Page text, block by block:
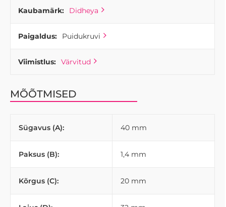
Kaubamärk: Didheya
Paigaldus: Puidukruvi
Viimistlus: Värvitud
MÕÕTMISED
Sügavus (A): 40 mm
Paksus (B): 1,4 mm
Kõrgus (C): 20 mm